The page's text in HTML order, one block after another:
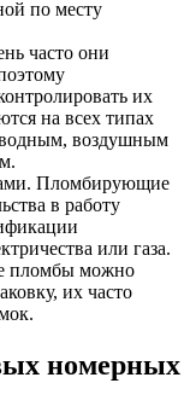
по месту
часто они
их
на всех типах
водным, воздушным
Пломбирующие
в работу
или газа.
пломбы можно
их часто
номерных